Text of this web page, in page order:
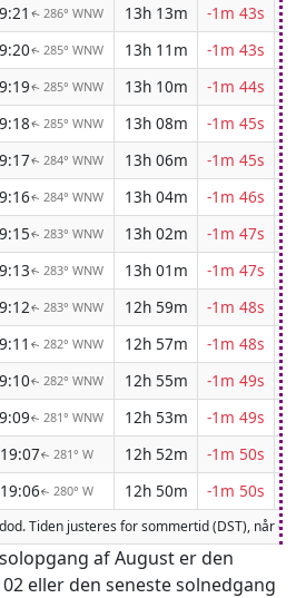
↑ 286° WNW 13h 13m
-1m 43s
↑ 285° WNW 13h 11m
-1m 43s
↑ 285° WNW 13h 10m
-1m 44s
↑ 285° WNW 13h 08m
-1m 45s
↑ 284° WNW 13h 06m
-1m 45s
↑ 284° WNW 13h 04m
-1m 46s
↑ 283° WNW 13h 02m
-1m 47s
↑ 283° WNW 13h 01m
-1m 47s
↑ 283° WNW 12h 59m
-1m 48s
↑ 282° WNW 12h 57m
-1m 48s
↑ 282° WNW 12h 55m
-1m 49s
↑ 281° WNW 12h 53m
-1m 49s
19:07↑ 281° W 12h 52m
-1m 50s
19:06↑ 280° W 12h 50m -1m 50s
Tiden justeres for sommertid (DST), når
af August er den
eller den seneste solnedgang